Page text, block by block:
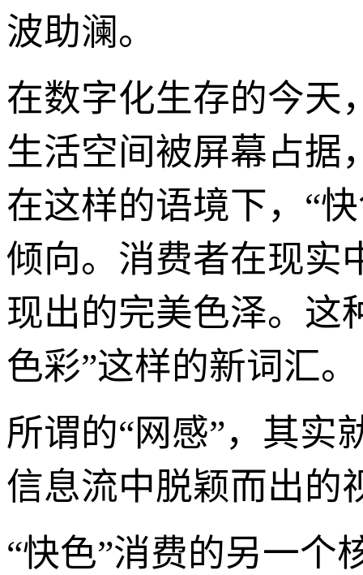
波助澜。
在数字化生存的今天
生活空间被屏幕占据
在这样的语境下，“
倾向。消费者在现实
现出的完美色泽。这
色彩”这样的新词汇。
所谓的“网感”，其实
信息流中脱颖而出的
“快色”消费的另一个